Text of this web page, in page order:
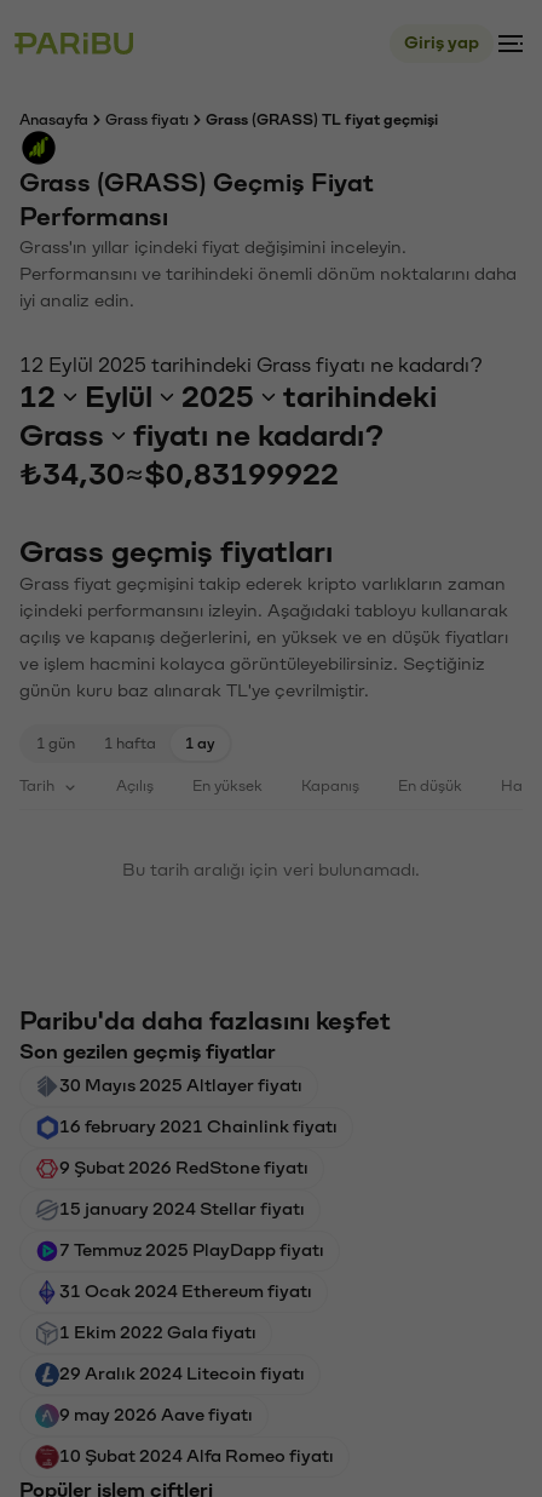
Giriş yap
Anasayfa Grass fiyatı Grass (GRASS) TL fiyat geçmişi
Grass (GRASS) Geçmiş Fiyat
Performansı
Grass'ın yıllar içindeki fiyat değişimini inceleyin.
Performansını ve tarihindeki önemli dönüm noktalarını daha
iyi analiz edin.
12 Eylül 2025 tarihindeki Grass fiyatı ne kadardı?
12 Eylül 2025
tarihindeki
Grass
fiyatı ne kadardı?
₺34,30≈$0,83199922
Grass geçmiş fiyatları
Grass fiyat geçmişini takip ederek kripto varlıkların zaman
içindeki performansını izleyin. Aşağıdaki tabloyu kullanarak
açılış ve kapanış değerlerini, en yüksek ve en düşük fiyatları
ve işlem hacmini kolayca görüntüleyebilirsiniz. Seçtiğiniz
günün kuru baz alınarak TL'ye çevrilmiştir.
1 gün 1 hafta 1 ay
Tarih Açılış En yüksek Kapanış En düşük
Bu tarih aralığı için veri bulunamadı.
Paribu'da daha fazlasını keşfet
Son gezilen geçmiş fiyatlar
30 Mayıs 2025 Altlayer fiyatı
16 february 2021 Chainlink fiyatı
9 Şubat 2026 RedStone fiyatı
15 january 2024 Stellar fiyatı
7 Temmuz 2025 PlayDapp fiyatı
31 Ocak 2024 Ethereum fiyatı
1 Ekim 2022 Gala fiyatı
29 Aralık 2024 Litecoin fiyatı
9 may 2026 Aave fiyatı
10 Şubat 2024 Alfa Romeo fiyatı
Popüler işlem çiftleri